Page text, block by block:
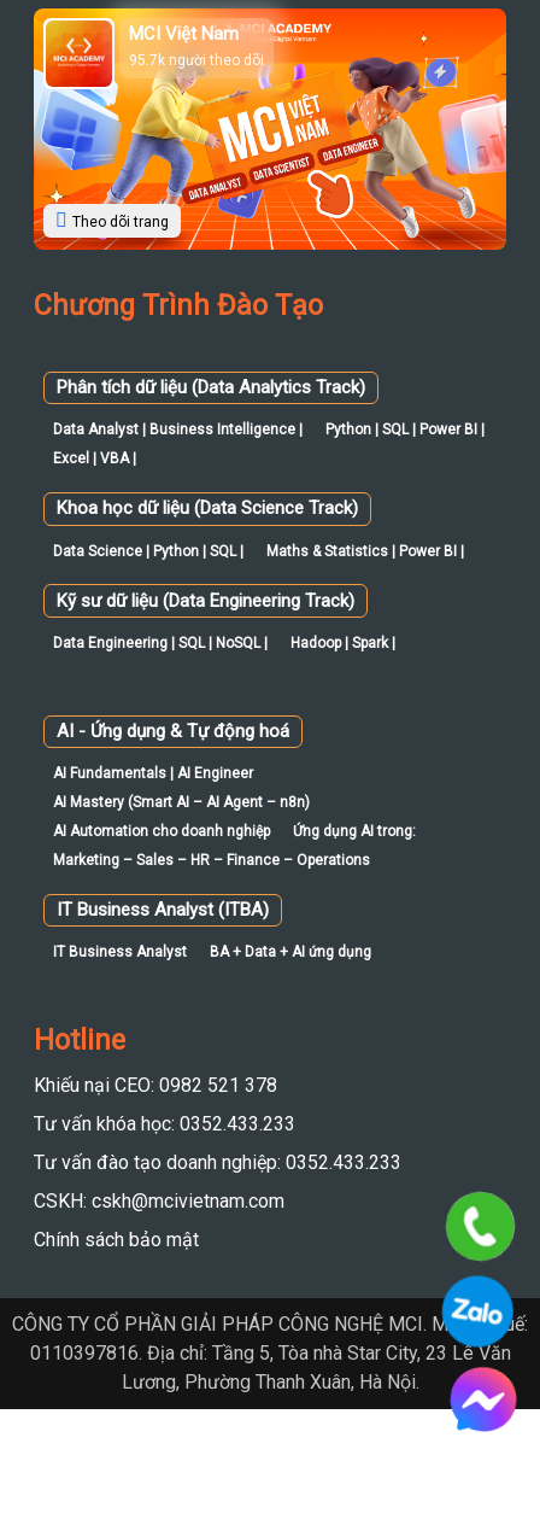
MCI Việt Nam
95.7k người theo dõi
Theo dõi trang
Chương Trình Đào Tạo
Phân tích dữ liệu (Data Analytics Track)
Data Analyst | Business Intelligence |
Python | SQL | Power BI |
Excel | VBA |
Khoa học dữ liệu (Data Science Track)
Data Science | Python | SQL | Maths & Statistics | Power BI |
Kỹ sư dữ liệu (Data Engineering Track)
Data Engineering | SQL | NoSQL | Hadoop | Spark |
AI - Ứng dụng & Tự động hoá
AI Fundamentals | AI Engineer
AI Mastery (Smart AI – AI Agent – n8n)
AI Automation cho doanh nghiệp
Ứng dụng AI trong:
Marketing – Sales – HR – Finance – Operations
IT Business Analyst (ITBA)
IT Business Analyst BA + Data + AI ứng dụng
Hotline
Khiếu nại CEO: 0982 521 378
Tư vấn khóa học: 0352.433.233
Tư vấn đào tạo doanh nghiệp: 0352.433.233
CSKH: cskh@mcivietnam.com
Chính sách bảo mật
CÔNG TY CỔ PHẦN GIẢI PHÁP CÔNG NGHỆ MCI. Mã số thuế:
0110397816. Địa chỉ: Tầng 5, Tòa nhà Star City, 23 Lê Văn
Lương, Phường Thanh Xuân, Hà Nội.